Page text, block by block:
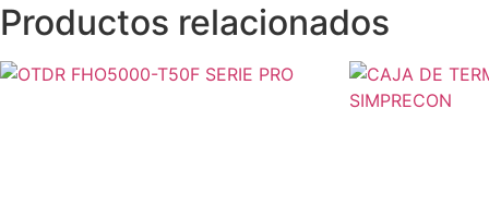
Productos relacionados